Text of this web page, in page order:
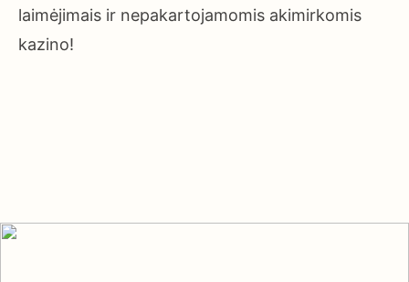
laimėjimais ir nepakartojamomis akimirkomis
kazino!